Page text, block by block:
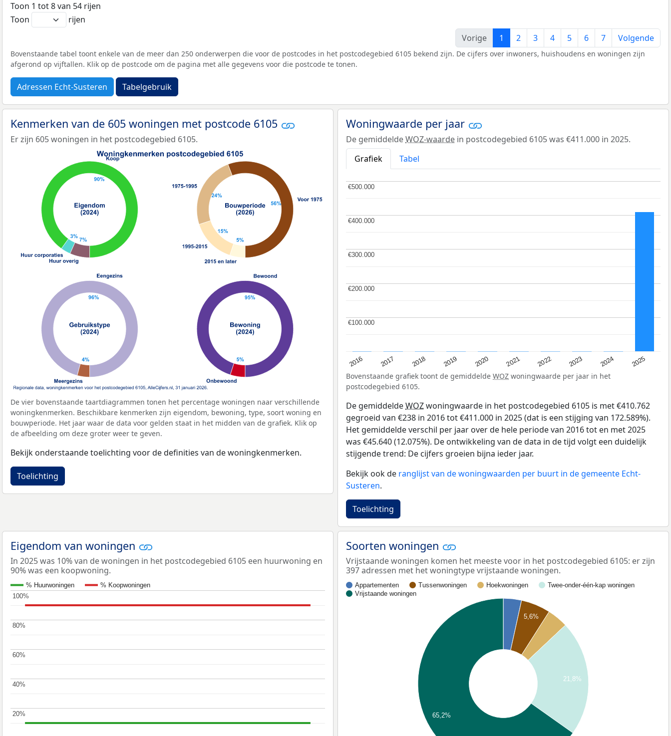
Toon 1 tot 8 van 54 rijen
Toon
rijen
Vorige
1 2 3 4 5 6 7 Volgende
Bovenstaande tabel toont enkele van de meer dan 250 onderwerpen die voor de postcodes in het postcodegebied 6105 bekend zijn. De cijfers over inwoners, huishoudens en woningen zijn
afgerond op vijftallen. Klik op de postcode om de pagina met alle gegevens voor die postcode te tonen.
Adressen Echt-Susteren Tabelgebruik
Kenmerken van de 605 woningen met postcode 6105
Er zijn 605 woningen in het postcodegebied 6105.
De vier bovenstaande taartdiagrammen tonen het percentage woningen naar verschillende
woningkenmerken. Beschikbare kenmerken zijn eigendom, bewoning, type, soort woning en
bouwperiode. Het jaar waar de data voor gelden staat in het midden van de grafiek. Klik op
de afbeelding om deze groter weer te geven.
Bekijk onderstaande toelichting voor de definities van de woningkenmerken.
Toelichting
Woningwaarde per jaar
De gemiddeldeWOZ-waarde in postcodegebied 6105 was €411.000 in 2025.
Grafiek
Tabel
2016 2017 2018 2019 2020 2021 2022 2023 2024 2025
€100.000
€100.000
€200.000
€200.000
€300.000
€300.000
€400.000
€400.000
€500.000
€500.000
Bovenstaande grafiek toont de gemiddelde WOZ woningwaarde per jaar in het
postcodegebied 6105.
De gemiddeldeWOZwoningwaarde in het postcodegebied 6105 is met €410.762
gegroeid van €238 in 2016 tot €411.000 in 2025 (dat is een stijging van 172.589%).
Het gemiddelde verschil per jaar over de hele periode van 2016 tot en met 2025
was €45.640 (12.075%). De ontwikkeling van de data in de tijd volgt een duidelijk
stijgende trend: De cijfers groeien bijna ieder jaar.
Bekijk ook de ranglijst van de woningwaarden per buurt in de gemeente Echt-
Susteren.
Toelichting
Eigendom van woningen
In 2025 was 10% van de woningen in het postcodegebied 6105 een huurwoning en
90% was een koopwoning.
% Huurwoningen % Koopwoningen
20%
20%
40%
40%
60%
60%
80%
80%
100%
100%
Soorten woningen
Vrijstaande woningen komen het meeste voor in het postcodegebied 6105: er zijn
397 adressen met het woningtype vrijstaande woningen.
Appartementen Tussenwoningen Hoekwoningen
Twee-onder-één-kap woningen
Vrijstaande woningen
5,6%
21,8%
65,2%